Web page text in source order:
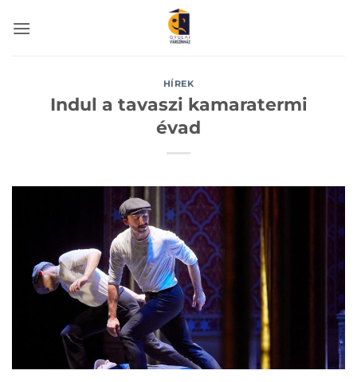
HÍREK
Indul a tavaszi kamaratermi
évad